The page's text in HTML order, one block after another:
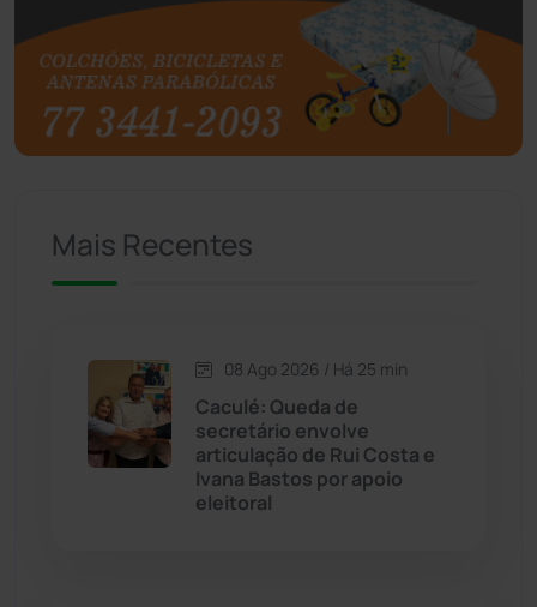
Brasil (7680)
Brumado (31958)
Caetanos
Candiba
Cândido Sales (121)
Mais Recentes
08 Ago 2026 / Há 25 min
Caculé: Queda de
secretário envolve
articulação de Rui Costa e
Ivana Bastos por apoio
eleitoral